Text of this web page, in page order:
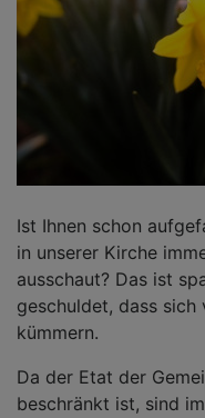
Ist Ihnen schon
in unserer Kirche
ausschaut? Das ist
geschuldet, dass sich
kümmern.
Da der Etat der
beschränkt ist, sind